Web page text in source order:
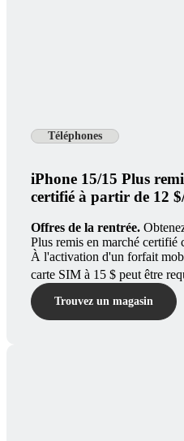
Téléphones
iPhone 15/15 Plus
certifié à partir de 12
Offres de la rentrée.
Plus remis en marché
À l'activation d'un forfait
carte SIM à 15 $ peut être
Trouvez un magasin